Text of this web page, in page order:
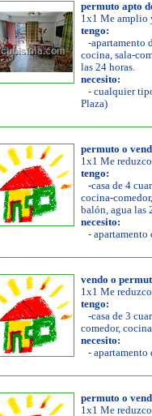
permuto apto
1x1 Me amplio
tengo:
-apartamento
cocina, sala-
las 24 horas.
necesito:
- cualquier
Plaza)
permuto o
1x1 Me
tengo:
-casa de 4
cocina-
balón, agua las
necesito:
- apartamento
vendo o
1x1 Me
tengo:
-casa de 3
comedor,
necesito:
- apartamento
permuto o
1x1 Me